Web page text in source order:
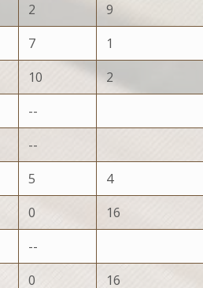
2 9
7 1
10 2
--
--
5 4
0 16
--
0 16